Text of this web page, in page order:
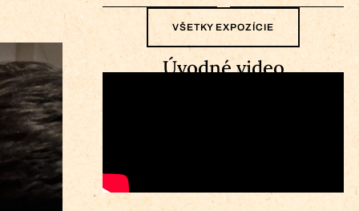
VŠETKY EXPOZÍCIE
Úvodné video